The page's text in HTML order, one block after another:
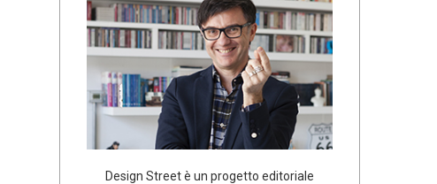
Design Street è un progetto editoriale